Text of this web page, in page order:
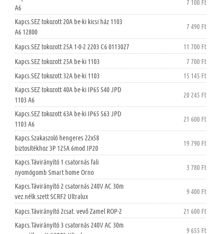
A6
7 100 Ft
Kapcs.SEZ tokozott 20A be-ki kicsi ház 1103
A6 12800
7 490 Ft
Kapcs.SEZ tokozott 25A 1-0-2 2203 C6 0113027
11 700 Ft
Kapcs.SEZ tokozott 25A be-ki 1103
7 700 Ft
Kapcs.SEZ tokozott 32A be-ki 1103
15 145 Ft
Kapcs.SEZ tokozott 40A be-ki IP65 S40 JPD
1103 A6
20 245 Ft
Kapcs.SEZ tokozott 63A be-ki IP65 S63 JPD
1103 A6
21 600 Ft
Kapcs.Szakaszoló hengeres 22x58
biztosítékhoz 3P 125A 6mod.IP20
19 790 Ft
Kapcs.Távirányító 1 csatornás fali
nyomógomb Smart home Orno
3 780 Ft
Kapcs.Távirányító 2 csatornás 240V AC 30m
vez.nélk.szett SCRF2 Ultralux
9 400 Ft
Kapcs.Távirányító 2csat. vevő Zamel ROP-2
21 600 Ft
Kapcs.Távirányító 3 csatornás 240V AC 30m
9 655 Ft